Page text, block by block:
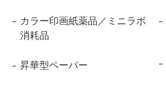
カラー印画紙薬品／ミニラボ
消耗品
昇華型ペーパー